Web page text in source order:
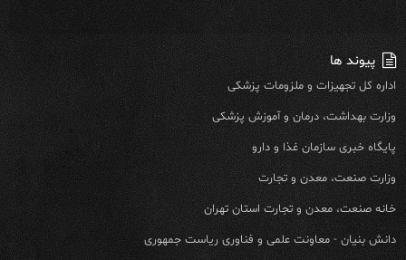
پیوند ها
اداره کل تجهیزات و ملزومات پزشکی
وزارت بهداشت، درمان و آموزش پزشکی
پایگاه خبری سازمان غذا و دارو
وزارت صنعت، معدن و تجارت
خانه صنعت، معدن و تجارت استان تهران
دانش بنیان - معاونت علمی و فناوری ریاست جمهوری